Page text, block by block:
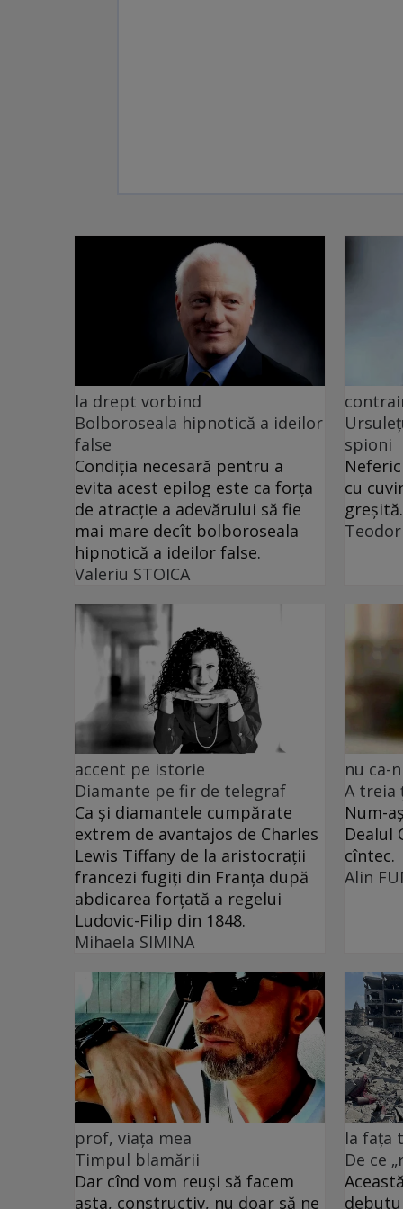
la drept vorbind
Bolboroseala hipnotică a ideilor
false
Condiția necesară pentru a
evita acest epilog este ca forța
de atracție a adevărului să fie
mai mare decît bolboroseala
hipnotică a ideilor false.
Valeriu STOICA
spioni
cu
greșită.
accent pe istorie
Diamante pe fir de telegraf
Ca și diamantele cumpărate
extrem de avantajos de Charles
Lewis Tiffany de la aristocrații
francezi fugiți din Franța după
abdicarea forțată a regelui
Ludovic-Filip din 1848.
Mihaela SIMINA
nu ca-
A treia
Num-
Dealul
cîntec.
Alin
prof, viața mea
Timpul blamării
Dar cînd vom reuși să facem
asta, constructiv, nu doar să ne
la fața
De ce